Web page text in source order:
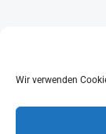
Wir verwenden